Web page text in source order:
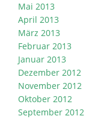
Mai 2013
April 2013
März 2013
Februar 2013
Januar 2013
Dezember 2012
November 2012
Oktober 2012
September 2012